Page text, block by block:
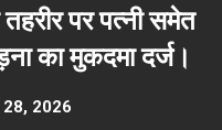
पर पत्नी समेत
का मुकदमा दर्ज।
2026